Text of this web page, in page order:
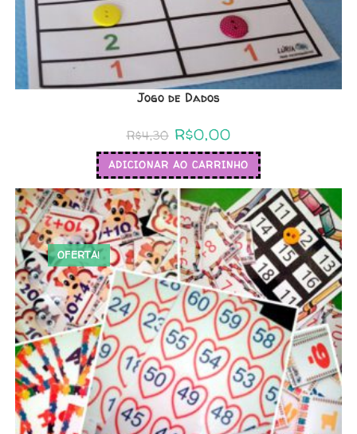
Jogo de Dados
R$4,30 R$0,00
ADICIONAR AO CARRINHO
OFERTA!